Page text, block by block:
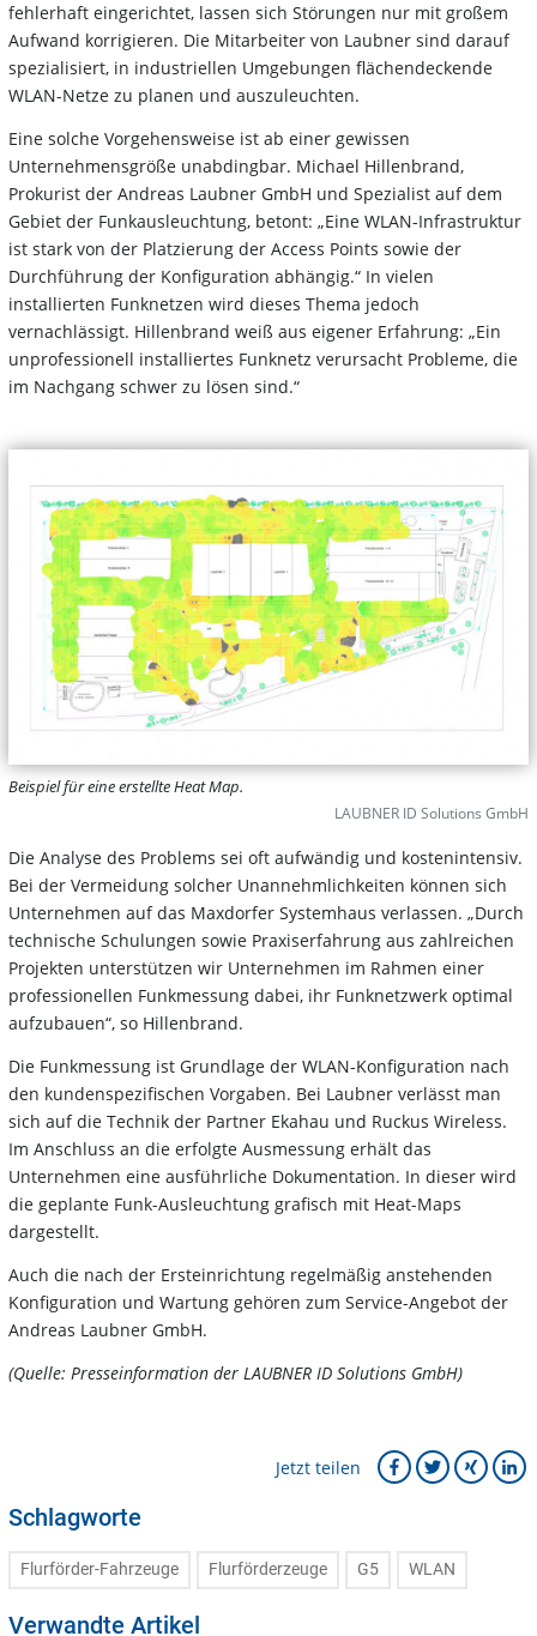
fehlerhaft eingerichtet, lassen sich Störungen nur mit großem
Aufwand korrigieren. Die Mitarbeiter von Laubner sind darauf
spezialisiert, in industriellen Umgebungen flächendeckende
WLAN-Netze zu planen und auszuleuchten.
Eine solche Vorgehensweise ist ab einer gewissen
Unternehmensgröße unabdingbar. Michael Hillenbrand,
Prokurist der Andreas Laubner GmbH und Spezialist auf dem
Gebiet der Funkausleuchtung, betont: „Eine WLAN-Infrastruktur
ist stark von der Platzierung der Access Points sowie der
Durchführung der Konfiguration abhängig.“ In vielen
installierten Funknetzen wird dieses Thema jedoch
vernachlässigt. Hillenbrand weiß aus eigener Erfahrung: „Ein
unprofessionell installiertes Funknetz verursacht Probleme, die
im Nachgang schwer zu lösen sind.“
Beispiel für eine erstellte Heat Map.
LAUBNER ID Solutions GmbH
Die Analyse des Problems sei oft aufwändig und kostenintensiv.
Bei der Vermeidung solcher Unannehmlichkeiten können sich
Unternehmen auf das Maxdorfer Systemhaus verlassen. „Durch
technische Schulungen sowie Praxiserfahrung aus zahlreichen
Projekten unterstützen wir Unternehmen im Rahmen einer
professionellen Funkmessung dabei, ihr Funknetzwerk optimal
aufzubauen“, so Hillenbrand.
Die Funkmessung ist Grundlage der WLAN-Konfiguration nach
den kundenspezifischen Vorgaben. Bei Laubner verlässt man
sich auf die Technik der Partner Ekahau und Ruckus Wireless.
Im Anschluss an die erfolgte Ausmessung erhält das
Unternehmen eine ausführliche Dokumentation. In dieser wird
die geplante Funk-Ausleuchtung grafisch mit Heat-Maps
dargestellt.
Auch die nach der Ersteinrichtung regelmäßig anstehenden
Konfiguration und Wartung gehören zum Service-Angebot der
Andreas Laubner GmbH.
(Quelle: Presseinformation der LAUBNER ID Solutions GmbH)
Jetzt teilen
Schlagworte
Flurförder-Fahrzeuge Flurförderzeuge G5 WLAN
Verwandte Artikel